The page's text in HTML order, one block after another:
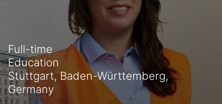
Full-time
Education
Stuttgart, Baden-Württemberg,
Germany